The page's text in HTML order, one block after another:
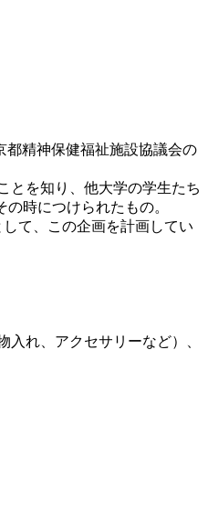
都精神保健福祉施設協議会の
とを知り、他大学の学生たち
時につけられたもの。
て、この企画を計画してい
れ、アクセサリーなど）、